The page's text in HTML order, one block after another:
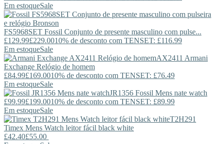
Em estoqueSale
FS5968SET Fossil Conjunto de presente masculino com pulse...
£129.99£229.0010% de desconto com TENSET: £116.99
Em estoqueSale
AX2411 Armani
Exchange Relógio de homem
£84.99£169.0010% de desconto com TENSET: £76.49
Em estoqueSale
JR1356 Fossil Mens nate watch
£99.99£199.0010% de desconto com TENSET: £89.99
Em estoqueSale
T2H291
Timex Mens Watch leitor fácil black white
£42.40£55.00